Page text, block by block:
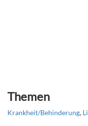
Themen
Krankheit/Behinderung,